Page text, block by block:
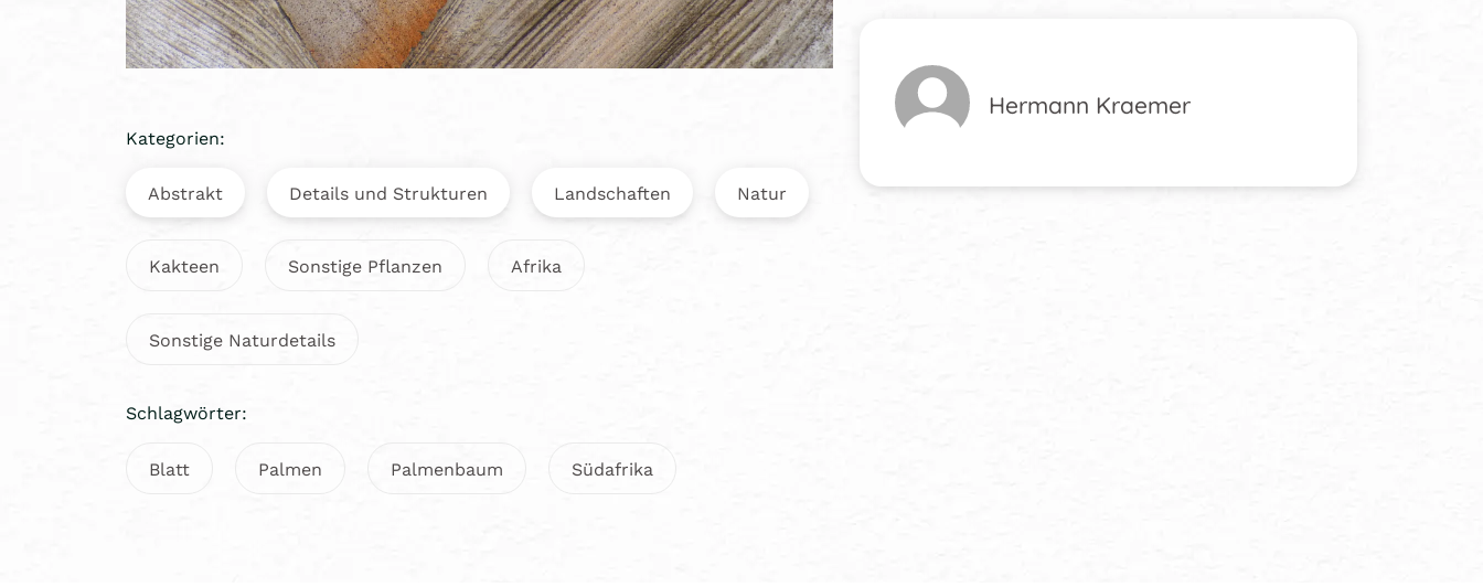
Kategorien:
Abstrakt Details und Strukturen Landschaften Natur
Kakteen Sonstige Pflanzen Afrika
Sonstige Naturdetails
Schlagwörter:
Blatt Palmen Palmenbaum Südafrika
Hermann Kraemer